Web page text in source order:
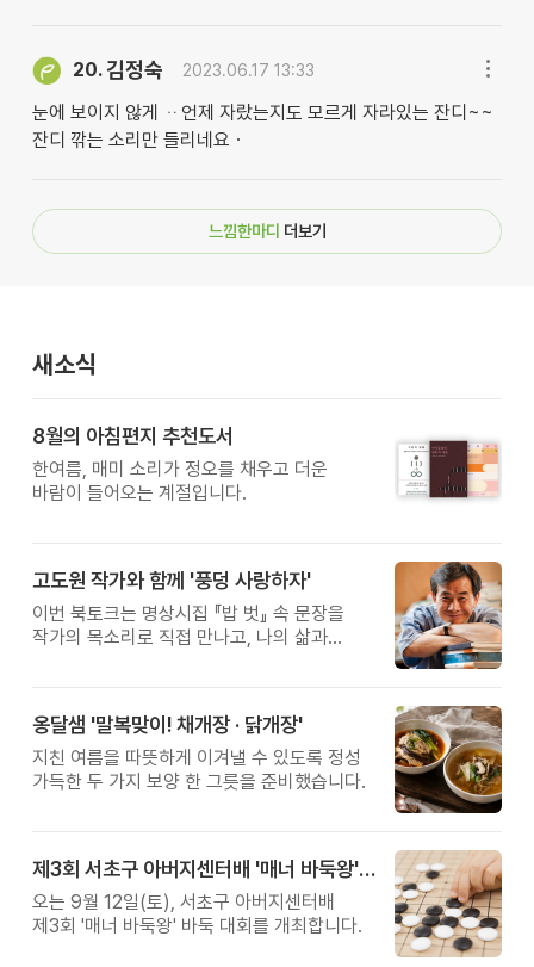
20.김정숙 2023.06.17 13:33
눈에 보이지 않게 ᆢ언제 자랐는지도 모르게 자라있는 잔디~~
잔디 깎는 소리만 들리네요ㆍ
느낌한마디 더보기
새소식
8월의 아침편지 추천도서
한여름, 매미 소리가 정오를 채우고 더운
바람이 들어오는 계절입니다.
고도원 작가와 함께 '풍덩 사랑하자'
이번 북토크는 명상시집 『밥 벗』 속 문장을
작가의 목소리로 직접 만나고, 나의 삶과
옹달샘 '말복맞이! 채개장 · 닭개장'
지친 여름을 따뜻하게 이겨낼 수 있도록 정성
가득한 두 가지 보양 한 그릇을 준비했습니다.
제3회 서초구 아버지센터배 '매너 바둑왕' 대회
오는 9월 12일(토), 서초구 아버지센터배
제3회 '매너 바둑왕' 바둑 대회를 개최합니다.